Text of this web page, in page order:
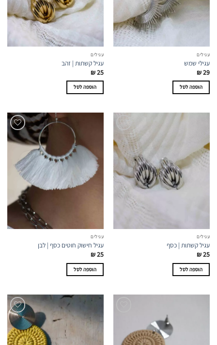
עגילים
עגילי שמש
₪29
הוספה לסל
עגילים
עגיל קשתות | זהב
₪25
הוספה לסל
עגילים
עגיל קשתות | כסף
₪25
הוספה לסל
עגילים
עגיל חישוק חוטים כסף | לבן
₪25
הוספה לסל